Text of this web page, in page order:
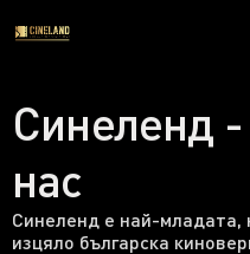
Синеленд -
нас
Синеленд е най-младата,
изцяло българска